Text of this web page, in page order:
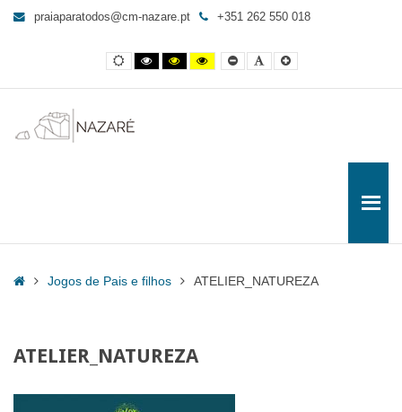
ATELIER_NATUREZA
Todos
praiaparatodos@cm-nazare.pt +351 262 550 018
Contraste
normal
Contraste
preto
branco
Contraste
preto
amarelo
Yellow
and
contrast
Smaller
Font
Letra
por
Letra
maior
HomeJogos de Pais e filhos ATELIER_NATUREZA
ATELIER_NATUREZA